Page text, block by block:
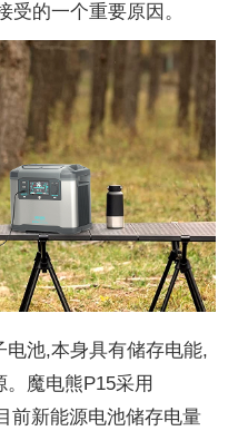
的一个重要原因。
电池,本身具有储存电能,
魔电熊P15采用
前新能源电池储存电量